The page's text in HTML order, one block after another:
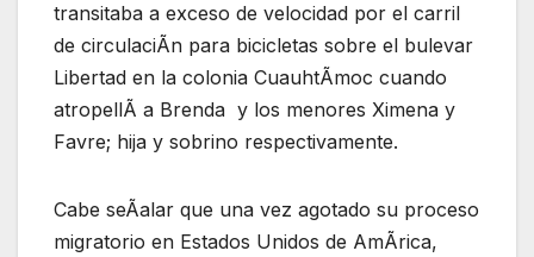
transitaba a exceso de velocidad por el carril
de circulaciÃn para bicicletas sobre el bulevar
Libertad en la colonia CuauhtÃmoc cuando
atropellÃ a Brenda y los menores Ximena y
Favre; hija y sobrino respectivamente.
Cabe seÃalar que una vez agotado su proceso
migratorio en Estados Unidos de AmÃrica,